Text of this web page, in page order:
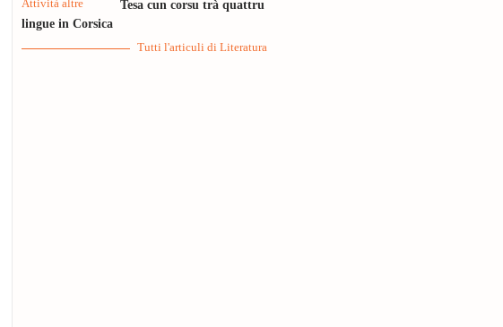
Attività altre
Tesa cun corsu trà quattru
lingue in Corsica
Tutti l'articuli di Literatura